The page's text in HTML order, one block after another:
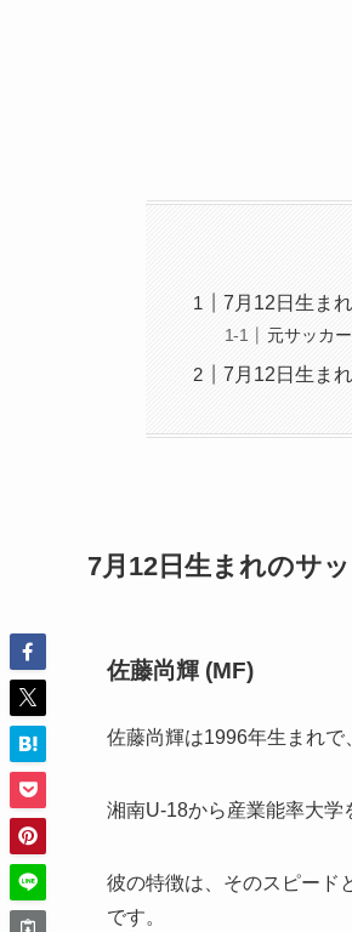
7月12日生ま
元サッカ
7月12日生ま
7月12日生まれのサ
佐藤尚輝 (MF)
佐藤尚輝は1996年生まれで
湘南U-18から産業能率大学
彼の特徴は、そのスピード
です。